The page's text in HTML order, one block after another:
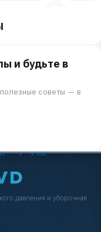
и будьте в
советы — в
давления и уборочная